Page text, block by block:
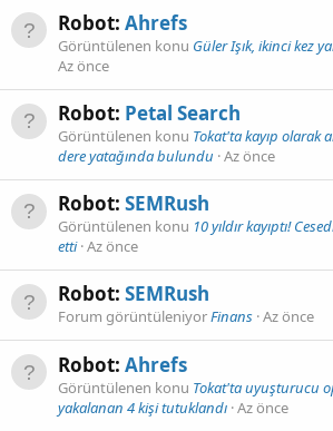
Robot: Ahrefs
Görüntülenen konu Güler Işık, ikinci kez
Az önce
Robot: Petal Search
Görüntülenen konu Tokat'ta kayıp olarak
dere yatağında bulundu Az önce
Robot: SEMRush
Görüntülenen konu 10 yıldır kayıptı!
etti Az önce
Robot: SEMRush
Forum görüntüleniyorFinans Az önce
Robot: Ahrefs
Görüntülenen konu Tokat'ta uyuşturucu
yakalanan 4 kişi tutuklandı Az önce